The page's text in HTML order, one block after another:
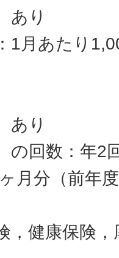
あり
1月あたり
あり
の回数：年2
月分（前年
，健康保険